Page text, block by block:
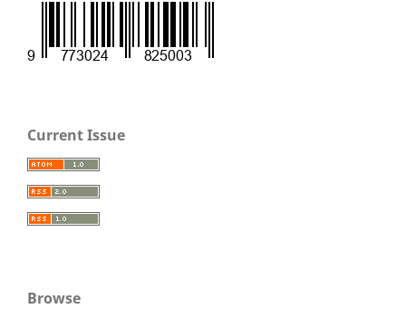
Current Issue
Browse